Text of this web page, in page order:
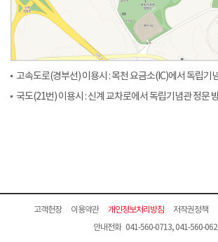
고속도로(경부선) 이용시 : 목천 요금소(IC)에서 독립기
국도(21번) 이용시 : 신계 교차로에서 독립기념관 정문
고객헌장 이용약관 개인정보처리방침 저작권정책
안내전화 041-560-0713, 041-560-